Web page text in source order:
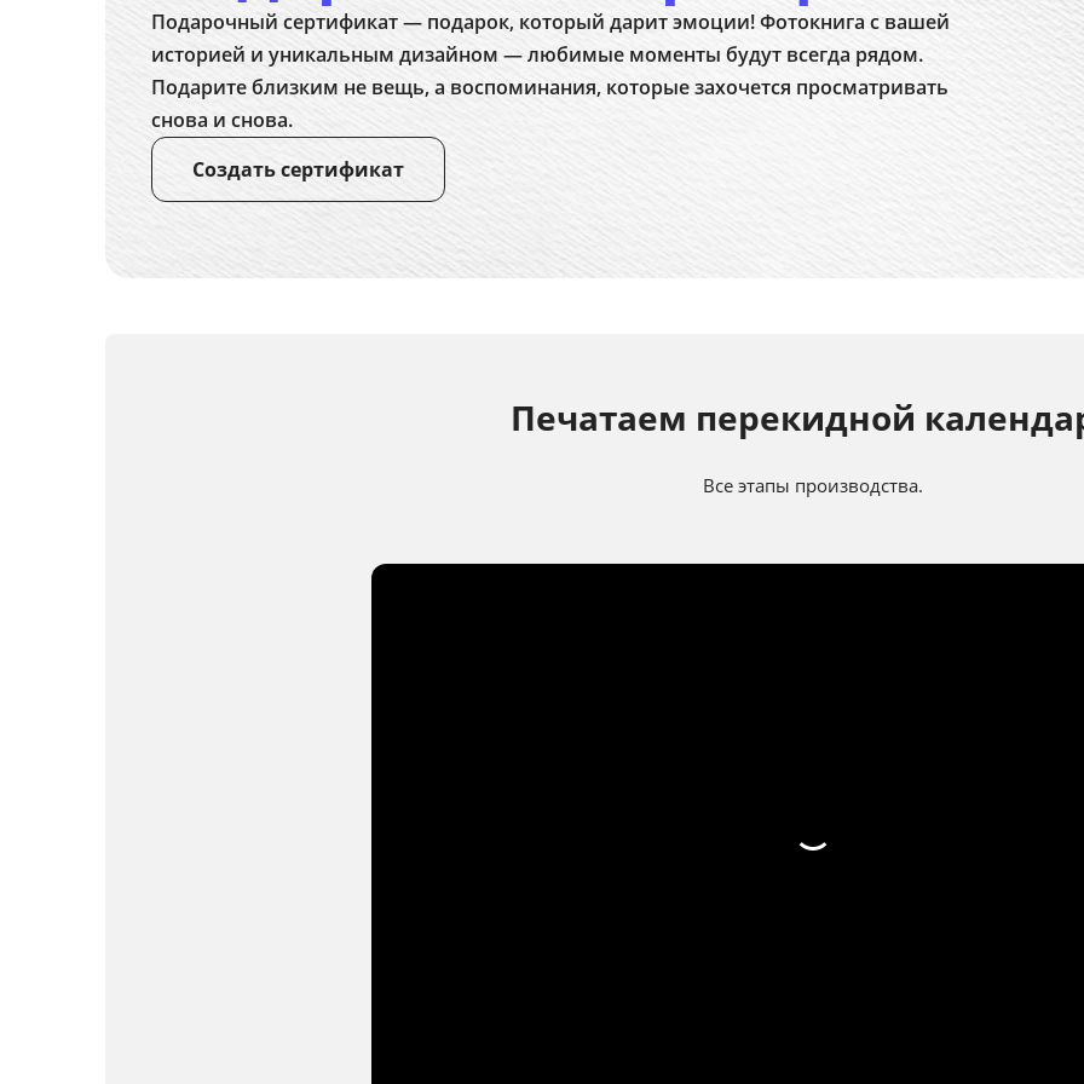
Подарочный сертификат — подарок, который дарит эмоции! Фотокнига с вашей
историей и уникальным дизайном — любимые моменты будут всегда рядом.
Подарите близким не вещь, а воспоминания, которые захочется просматривать
снова и снова.
Создать сертификат
Печатаем перекидной
Все этапы производства.